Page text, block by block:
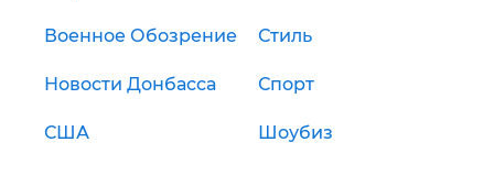
Военное Обозрение Стиль
Новости Донбасса Спорт
США Шоубиз